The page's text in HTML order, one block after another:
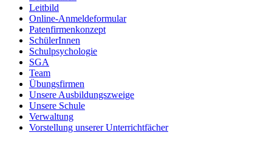
Leitbild
Online-Anmeldeformular
Patenfirmenkonzept
SchülerInnen
Schulpsychologie
SGA
Team
Übungsfirmen
Unsere Ausbildungszweige
Unsere Schule
Verwaltung
Vorstellung unserer Unterrichtfächer